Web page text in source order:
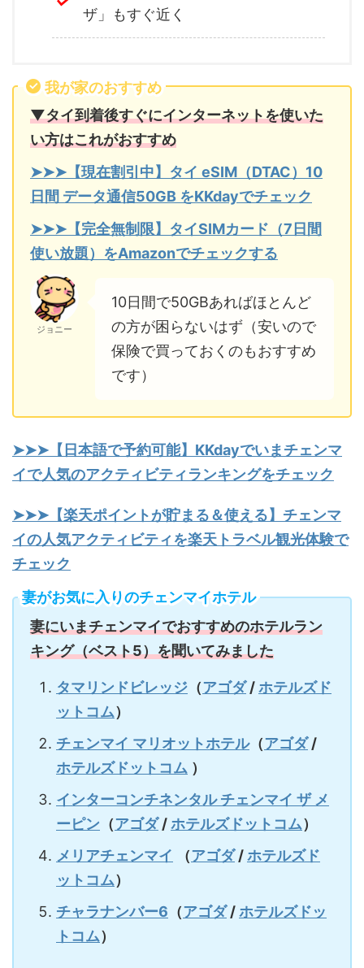
ザ」もすぐ近く
我が家のおすすめ
▼タイ到着後すぐにインターネットを使いた
い方はこれがおすすめ
➤➤➤【現在割引中】タイ eSIM（DTAC）10
日間 データ通信50GB をKKdayでチェック
➤➤➤【完全無制限】タイSIMカード（7日間
使い放題）をAmazonでチェックする
ジョニー
10日間で50GBあればほとんど
の方が困らないはず（安いので
保険で買っておくのもおすすめ
です）
➤➤➤【 日本語で予約可能】KKdayでいまチェンマ
イで人気のアクティビティランキングをチェック
➤➤➤【楽天ポイントが貯まる＆使える】チェンマ
イの人気アクティビティを楽天トラベル観光体験で
チェック
妻がお気に入りのチェンマイホテル
妻にいまチェンマイでおすすめのホテルラン
キング（ベスト5）を聞いてみました
タマリンドビレッジ （アゴダ/ホテルズド
ットコム）
チェンマイ マリオットホテル（アゴダ/
ホテルズドットコム ）
インターコンチネンタル チェンマイ ザ メ
ーピン （アゴダ/ホテルズドットコム）
メリアチェンマイ （アゴダ/ホテルズド
ットコム）
チャラナンバー6 （アゴダ/ホテルズドッ
トコム）